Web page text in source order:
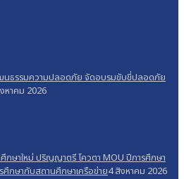
นธรรมความปลอดภัย จัดอบรมขับขี่ปลอดภัย
หาคม 2026
ษาใหม่ ปริญญาตรี โควตา MOU ปีการศึกษา
ศึกษากับสถานศึกษาเครือข่าย4 สิงหาคม 2026